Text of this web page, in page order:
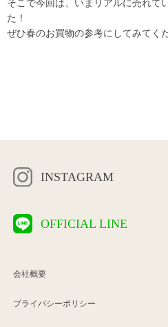
そこで今回は、いまリアルに売れて
た！
ぜひ春のお買物の参考にしてみてく
INSTAGRAM
OFFICIAL LINE
会社概要
プライバシーポリシー